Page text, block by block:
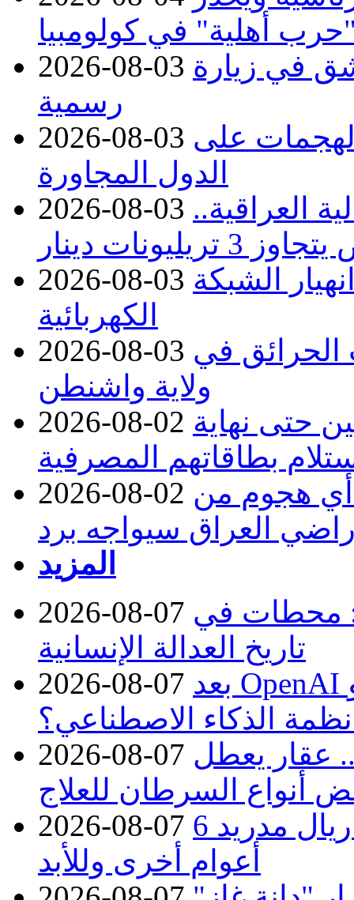
أهلية" في كولومبيا
2026-08-03 في زيارة
رسمية
2026-08-03 على
الدول المجاورة
2026-08-03 العراقية..
2026-08-03 الشبكة
الكهربائية
2026-08-03 الحرائق في
ولاية واشنطن
2026-08-02 حتى نهاية
بطاقاتهم المصرفية
2026-08-02 أي هجوم من
العراق سيواجه برد
المزيد
2026-08-07 محطات في
تاريخ العدالة الإنسانية
2026-08-07 بعد OpenAI وMeta.. لماذا تتكرر حوادث
الذكاء الاصطناعي؟
2026-08-07 عقار يعطل
أنواع السرطان للعلاج
2026-08-07 بـ24 مليون يورو.. فينيسيوس مع ريال مدريد 6
أعوام أخرى وللأبد